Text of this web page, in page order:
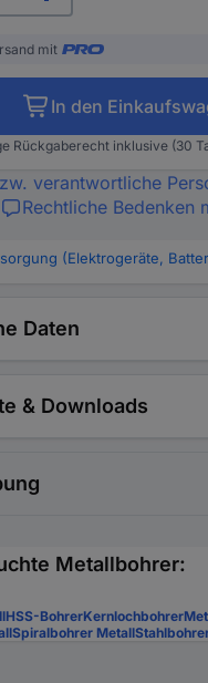
mit
In den
Rückgaberecht inklusive (30
verantwortliche
Rechtliche Bedenken
(Elektrogeräte,
Daten
& Downloads
Metallbohrer:
HSS-BohrerKernlochbohrer
Spiralbohrer Metall